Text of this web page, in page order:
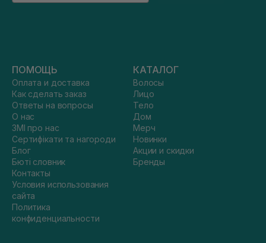
ПОМОЩЬ
Оплата и доставка
Как сделать заказ
Ответы на вопросы
О нас
ЗМІ про нас
Сертифікати та нагороди
Блог
Бюті словник
Контакты
Условия использования
сайта
Политика
конфиденциальности
КАТАЛОГ
Волосы
Лицо
Тело
Дом
Мерч
Новинки
Акции и скидки
Бренды